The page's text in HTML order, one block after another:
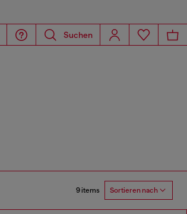
Suchen
9 items Sortieren nach